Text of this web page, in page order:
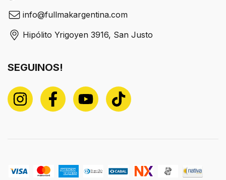
info@fullmakargentina.com
Hipólito Yrigoyen 3916, San Justo
SEGUINOS!